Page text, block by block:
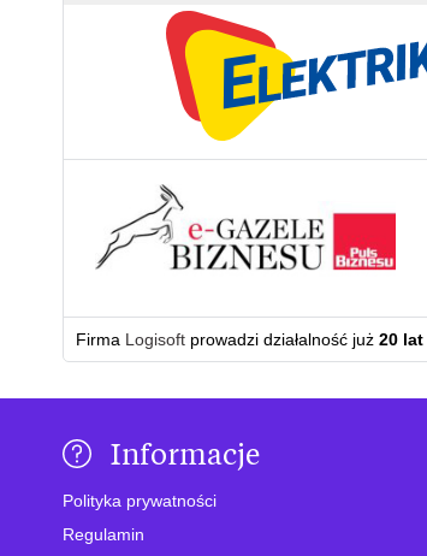
Firma Logisoft prowadzi działalność już 20 lat
Informacje
Polityka prywatności
Regulamin